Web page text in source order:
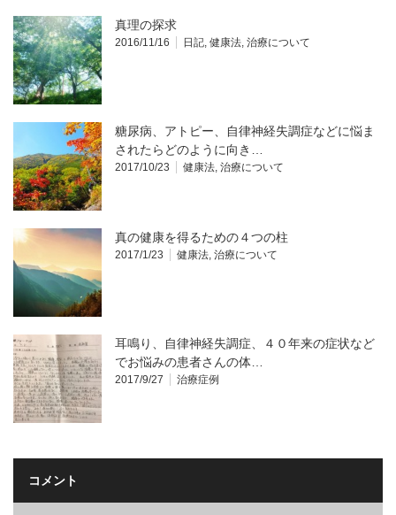
真理の探求
2016/11/16 日記, 健康法, 治療について
糖尿病、アトピー、自律神経失調症などに悩ま
されたらどのように向き…
2017/10/23 健康法, 治療について
真の健康を得るための４つの柱
2017/1/23 健康法, 治療について
耳鳴り、自律神経失調症、４０年来の症状など
でお悩みの患者さんの体…
2017/9/27 治療症例
コメント